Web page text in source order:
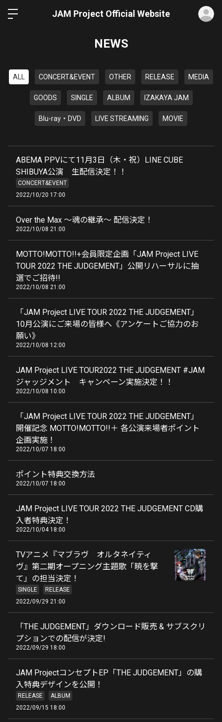
JAM Project Official Website
NEWS
ALL CONCERT&EVENT OTHER RELEASE MEDIA
GOODS SINGLE ALBUM IZAKAYA JAM
Blu-ray・DVD LIVE STREAMING MOVIE
ABEMA PPVにて11月3日（木・祝）LINE CUBE
SHIBUYA公演 生配信決定！！
CONCERT&EVENT
2022/10/20 17:00
Over the Max 〜魂の継承〜 配信決定！
2022/10/08 21:00
MOTTO!MOTTO!!+会員限定企画「JAM Project LIVE
TOUR 2022 THE JUDGEMENT」公開リハーサルに抽
選でご招待!!
2022/10/08 21:00
「JAM Project LIVE TOUR 2022 THE JUDGEMENT」
10月公演にご来場の皆様へ《アンケートご協力のお
願い》
2022/10/08 12:00
JAM Project LIVE TOUR2022 THE JUDGEMENT #️JAM
ジャッジメント キャンペーン実施決定！！
2022/10/08 10:00
「JAM Project LIVE TOUR 2022 THE JUDGEMENT」
開催記念 MOTTO!MOTTO!!＋ 各公演来場者ポイント
企画実施！
2022/10/07 18:00
ポイント特典交換方法
2022/10/07 18:00
JAM Project LIVE TOUR 2022 THE JUDGEMENT CD購
入者特典決定！
2022/10/04 18:00
TVアニメ『マブラヴ オルタネイティ
ヴ』第二期オープニング主題歌「暁を撃
て」の担当決定！
SINGLE
RELEASE
2022/09/29 21:00
「THE JUDGEMENT」ダウンロード販売 & サブスクリ
プションでの配信が決定!
2022/09/29 18:00
JAM ProjectコンセプトEP「THE JUDGEMENT」の購
入特典デザインを公開！
RELEASE
ALBUM
2022/09/15 18:00